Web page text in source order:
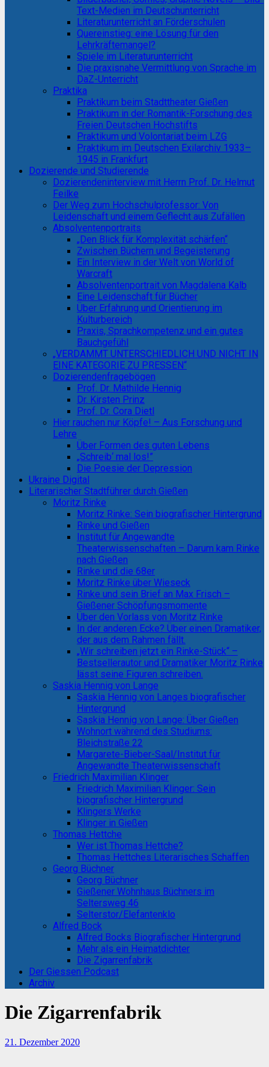
Text-Medien im Deutschunterricht
Literaturunterricht an Förderschulen
Quereinstieg: eine Lösung für den
Lehrkräftemangel?
Spiele im Literaturunterricht
Die praxisnahe Vermittlung von Sprache im
DaZ-Unterricht
Praktika
Praktikum beim Stadttheater Gießen
Praktikum in der Romantik-Forschung des
Freien Deutschen Hochstifts
Praktikum und Volontariat beim LZG
Praktikum im Deutschen Exilarchiv 1933–
1945 in Frankfurt
Dozierende und Studierende
Dozierendeninterview mit Herrn Prof. Dr. Helmut
Feilke
Der Weg zum Hochschulprofessor: Von
Leidenschaft und einem Geflecht aus Zufällen
Absolventenportraits
„Den Blick für Komplexität schärfen“
Zwischen Büchern und Begeisterung
Ein Interview in der Welt von World of
Warcraft
Absolventenportrait von Magdalena Kalb
Eine Leidenschaft für Bücher
Über Erfahrung und Orientierung im
Kulturbereich
Praxis, Sprachkompetenz und ein gutes
Bauchgefühl
„VERDAMMT UNTERSCHIEDLICH UND NICHT IN
EINE KATEGORIE ZU PRESSEN“
Dozierendenfragebögen
Prof. Dr. Mathilde Hennig
Dr. Kirsten Prinz
Prof. Dr. Cora Dietl
Hier rauchen nur Köpfe! – Aus Forschung und
Lehre
Über Formen des guten Lebens
„Schreib‘ mal los!”
Die Poesie der Depression
Ukraine Digital
Literarischer Stadtführer durch Gießen
Moritz Rinke
Moritz Rinke: Sein biografischer Hintergrund
Rinke und Gießen
Institut für Angewandte
Theaterwissenschaften – Darum kam Rinke
nach Gießen
Rinke und die 68er
Moritz Rinke über Wieseck
Rinke und sein Brief an Max Frisch –
Gießener Schöpfungsmomente
Über den Vorlass von Moritz Rinke
In der anderen Ecke? Über einen Dramatiker,
der aus dem Rahmen fällt.
„Wir schreiben jetzt ein Rinke-Stück“ –
Bestsellerautor und Dramatiker Moritz Rinke
lässt seine Figuren schreiben.
Saskia Hennig von Lange
Saskia Hennig von Langes biografischer
Hintergrund
Saskia Hennig von Lange: Über Gießen
Wohnort während des Studiums:
Bleichstraße 22
Margarete-Bieber-Saal/Institut für
Angewandte Theaterwissenschaft
Friedrich Maximilian Klinger
Friedrich Maximilian Klinger: Sein
biografischer Hintergrund
Klingers Werke
Klinger in Gießen
Thomas Hettche
Wer ist Thomas Hettche?
Thomas Hettches Literarisches Schaffen
Georg Büchner
Georg Büchner
Gießener Wohnhaus Büchners im
Seltersweg 46
Selterstor/Elefantenklo
Alfred Bock
Alfred Bocks Biografischer Hintergrund
Mehr als ein Heimatdichter
Die Zigarrenfabrik
Der Giessen Podcast
Archiv
Die Zigarrenfabrik
21. Dezember 2020